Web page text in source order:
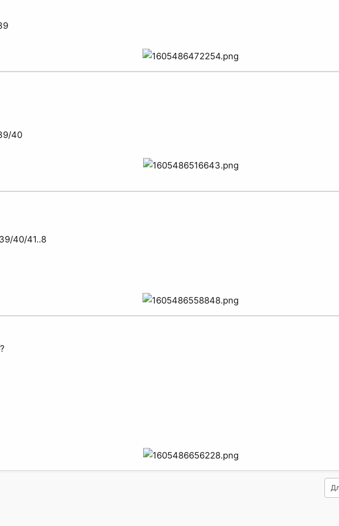
40
40/41..8